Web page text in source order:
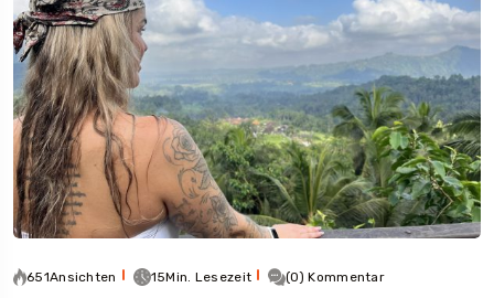
651Ansichten 15Min. Lesezeit (0) Kommentar